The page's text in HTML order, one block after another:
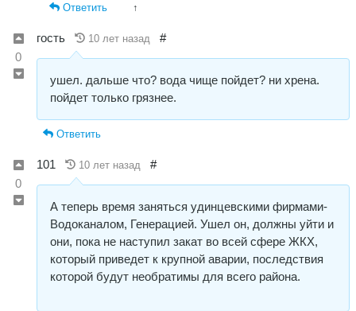
Ответить ↑
0
гость 10 лет назад #
ушел. дальше что? вода чище пойдет? ни хрена.
пойдет только грязнее.
Ответить
0
101 10 лет назад #
А теперь время заняться удинцевскими фирмами-
Водоканалом, Генерацией. Ушел он, должны уйти и
они, пока не наступил закат во всей сфере ЖКХ,
который приведет к крупной аварии, последствия
которой будут необратимы для всего района.